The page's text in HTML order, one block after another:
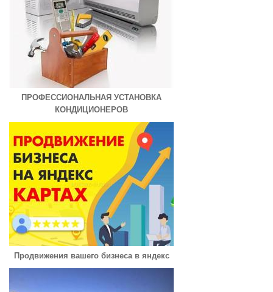
ПРОФЕССИОНАЛЬНАЯ УСТАНОВКА
КОНДИЦИОНЕРОВ
Продвижения вашего бизнеса в яндекс